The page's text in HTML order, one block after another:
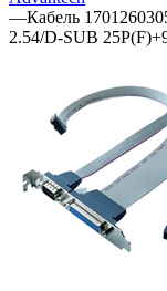
—Кабель
2.54/D-SUB